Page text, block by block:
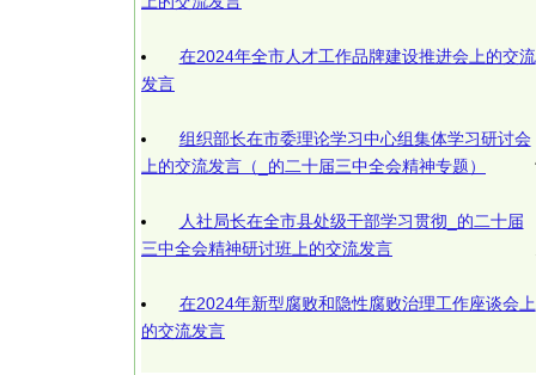
在2024年全市人才工作品牌建设推进会上的交流
发言
组织部长在市委理论学习中心组集体学习研讨会
上的交流发言（_的二十届三中全会精神专题）
人社局长在全市县处级干部学习贯彻_的二十届
三中全会精神研讨班上的交流发言
在2024年新型腐败和隐性腐败治理工作座谈会上
的交流发言